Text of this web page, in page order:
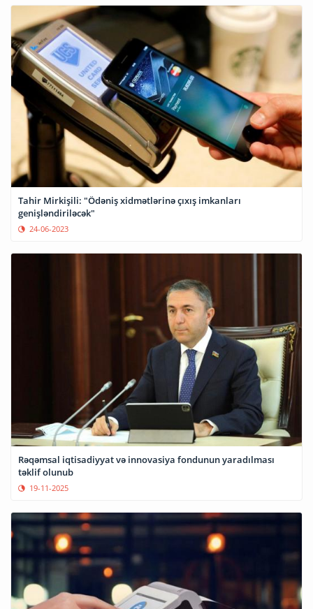
Tahir Mirkişili: "Ödəniş xidmətlərinə çıxış imkanları
genişləndiriləcək"
24-06-2023
Rəqəmsal iqtisadiyyat və innovasiya fondunun yaradılması
təklif olunub
19-11-2025